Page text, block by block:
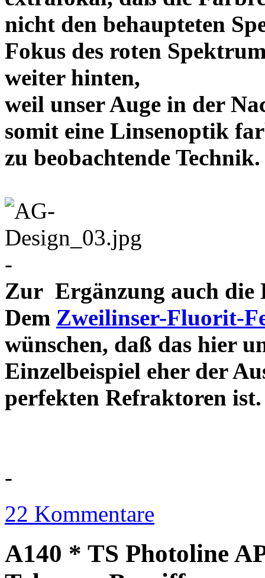
nicht den behaupteten
Fokus des roten
weiter hinten,
weil unser Auge in der
somit eine Linsenoptik
zu beobachtende
-
Zur Ergänzung auch die
Dem Zweilinser-Fluorit-
wünschen, daß das hier
Einzelbeispiel eher der
perfekten
-
22 Kommentare
A140 * TS Photoline